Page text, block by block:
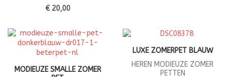
€ 20,00
MODIEUZE SMALLE ZOMER
LUXE ZOMERPET BLAUW
HEREN MODIEUZE ZOMER
PETTEN